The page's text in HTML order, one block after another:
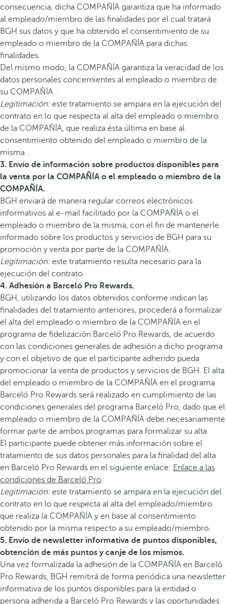
consecuencia, dicha COMPAÑÍA garantiza que ha informado
al empleado/miembro de las finalidades por el cual tratará
BGH sus datos y que ha obtenido el consentimiento de su
empleado o miembro de la COMPAÑÍA para dichas
finalidades.
Del mismo modo, la COMPAÑÍA garantiza la veracidad de los
datos personales concernientes al empleado o miembro de
su COMPAÑÍA .
Legitimación: este tratamiento se ampara en la ejecución del
contrato en lo que respecta al alta del empleado o miembro
de la COMPAÑÍA, que realiza ésta última en base al
consentimiento obtenido del empleado o miembro de la
misma .
3. Envío de información sobre productos disponibles para
la venta por la COMPAÑÍA o el empleado o miembro de la
COMPAÑÍA.
BGH enviará de manera regular correos electrónicos
informativos al e-mail facilitado por la COMPAÑÍA o el
empleado o miembro de la misma, con el fin de mantenerle
informado sobre los productos y servicios de BGH para su
promoción y venta por parte de la COMPAÑÍA.
Legitimación: este tratamiento resulta necesario para la
ejecución del contrato.
4. Adhesión a Barceló Pro Rewards.
BGH, utilizando los datos obtenidos conforme indican las
finalidades del tratamiento anteriores, procederá a formalizar
el alta del empleado o miembro de la COMPAÑÍA en el
programa de fidelización Barceló Pro Rewards, de acuerdo
con las condiciones generales de adhesión a dicho programa
y con el objetivo de que el participante adherido pueda
promocionar la venta de productos y servicios de BGH. El alta
del empleado o miembro de la COMPAÑÍA en el programa
Barceló Pro Rewards será realizado en cumplimiento de las
condiciones generales del programa Barceló Pro, dado que el
empleado o miembro de la COMPAÑÍA debe necesariamente
formar parte de ambos programas para formalizar su alta.
El participante puede obtener más información sobre el
tratamiento de sus datos personales para la finalidad del alta
en Barceló Pro Rewards en el siguiente enlace: Enlace a las
condiciones de Barceló Pro
Legitimación: este tratamiento se ampara en la ejecución del
contrato en lo que respecta al alta del empleado/miembro
que realiza la COMPAÑÍA y en base al consentimiento
obtenido por la misma respecto a su empleado/miembro.
5. Envío de newsletter informativa de puntos disponibles,
obtención de más puntos y canje de los mismos.
Una vez formalizada la adhesión de la COMPAÑÍA en Barceló
Pro Rewards, BGH remitirá de forma periódica una newsletter
informativa de los puntos disponibles para la entidad o
persona adherida a Barceló Pro Rewards y las oportunidades